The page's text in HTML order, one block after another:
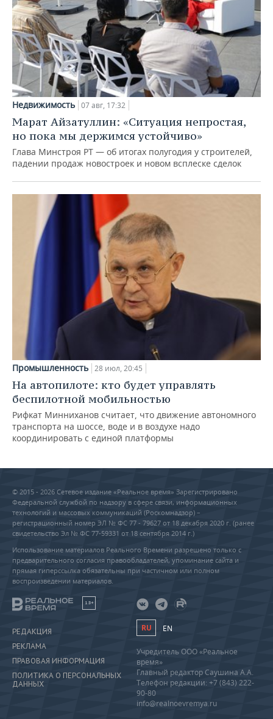
Недвижимость 07 авг, 17:32
Марат Айзатуллин: «Ситуация непростая,
но пока мы держимся устойчиво»
Глава Минстроя РТ — об итогах полугодия у строителей,
падении продаж новостроек и новом всплеске сделок
Промышленность 28 июл, 20:45
На автопилоте: кто будет управлять
беспилотной мобильностью
Рифкат Минниханов считает, что движение автономного
транспорта на шоссе, воде и в воздухе надо
координировать с единой платформы
© 2015 - 2026 Сетевое издание «Реальное время» Зарегистрировано
Федеральной службой по надзору в сфере связи, информационных
технологий и массовых коммуникаций (Роскомнадзор) –
регистрационный номер ЭЛ № ФС 77 - 79627 от 18 декабря 2020 г. (ранее
свидетельство Эл № ФС 77-59331 от 18 сентября 2014 г.)
Использование материалов Реального Времени разрешено только с
предварительного согласия правообладателей, упоминание сайта и
прямая гиперссылка обязательны при частичном или полном
воспроизведении материалов.
18+
РЕДАКЦИЯ
РЕКЛАМА
ПРАВОВАЯ ИНФОРМАЦИЯ
ПОЛИТИКА О ПЕРСОНАЛЬНЫХ
ДАННЫХ
RU EN
Учредитель ООО «Реальное
время»
Главный редактор Саушина А.А.
Телефон редакции: +7 (843) 222-
90-80
info@realnoevremya.ru